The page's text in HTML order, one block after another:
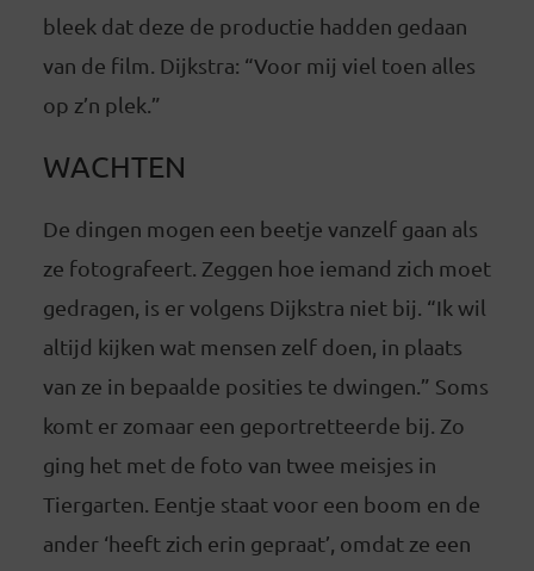
bleek dat deze de productie hadden gedaan
van de film. Dijkstra: “Voor mij viel toen alles
op z’n plek.”
WACHTEN
De dingen mogen een beetje vanzelf gaan als
ze fotografeert. Zeggen hoe iemand zich moet
gedragen, is er volgens Dijkstra niet bij. “Ik wil
altijd kijken wat mensen zelf doen, in plaats
van ze in bepaalde posities te dwingen.” Soms
komt er zomaar een geportretteerde bij. Zo
ging het met de foto van twee meisjes in
Tiergarten. Eentje staat voor een boom en de
ander ‘heeft zich erin gepraat’, omdat ze een